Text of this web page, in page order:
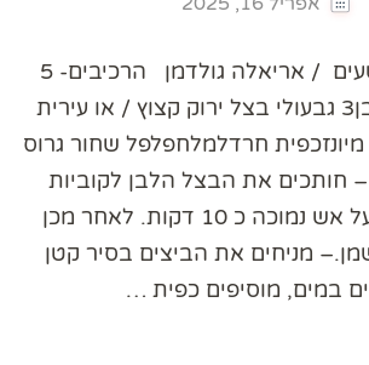
סלט ביצים טעים / אריאלה גולדמן הרכיבים- 5
ביצים1 בצל לבן3 גבעולי בצל ירוק קצוץ / או עירית
5 כפות מיונזכפית חרדלמלחפלפל שחור גרוס
– חותכים את הבצל הלבן לקוביות
ומטגנים אותו על אש נמוכה כ 10 דקות. לאחר מכן
מניחים את הביצים בסיר קטן
במים, מוסיפים כפית …